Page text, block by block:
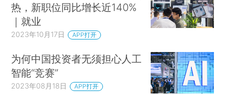
热，新职位同比增长近140%
｜就业
2023年10月17日 APP打开
为何中国投资者无须担心人工
智能“竞赛”
2023年08月18日 APP打开